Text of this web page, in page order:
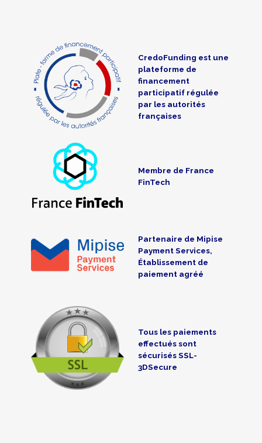
CredoFunding est une
plateforme de
financement
participatif régulée
par les autorités
françaises
Membre de France
FinTech
Partenaire de Mipise
Payment Services,
Établissement de
paiement agréé
Tous les paiements
effectués sont
sécurisés SSL-
3DSecure